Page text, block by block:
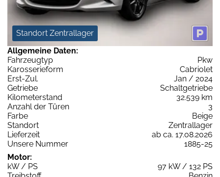
Standort Zentrallager
Allgemeine Daten:
Fahrzeugtyp
Pkw
Karosserieform
Cabriolet
Erst-Zul.
Jan / 2024
Getriebe
Schaltgetriebe
Kilometerstand
32.539 km
Anzahl der Türen
3
Farbe
Beige
Standort
Zentrallager
Lieferzeit
ab ca. 17.08.2026
Unsere Nummer
1885-25
Motor:
kW / PS
97 kW / 132 PS